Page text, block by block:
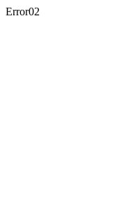
Error02